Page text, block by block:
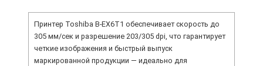
Принтер Toshiba B‑EX6T1 обеспечивает скорость до
305 мм/сек и разрешение 203/305 dpi, что гарантирует
четкие изображения и быстрый выпуск
маркированной продукции — идеально для